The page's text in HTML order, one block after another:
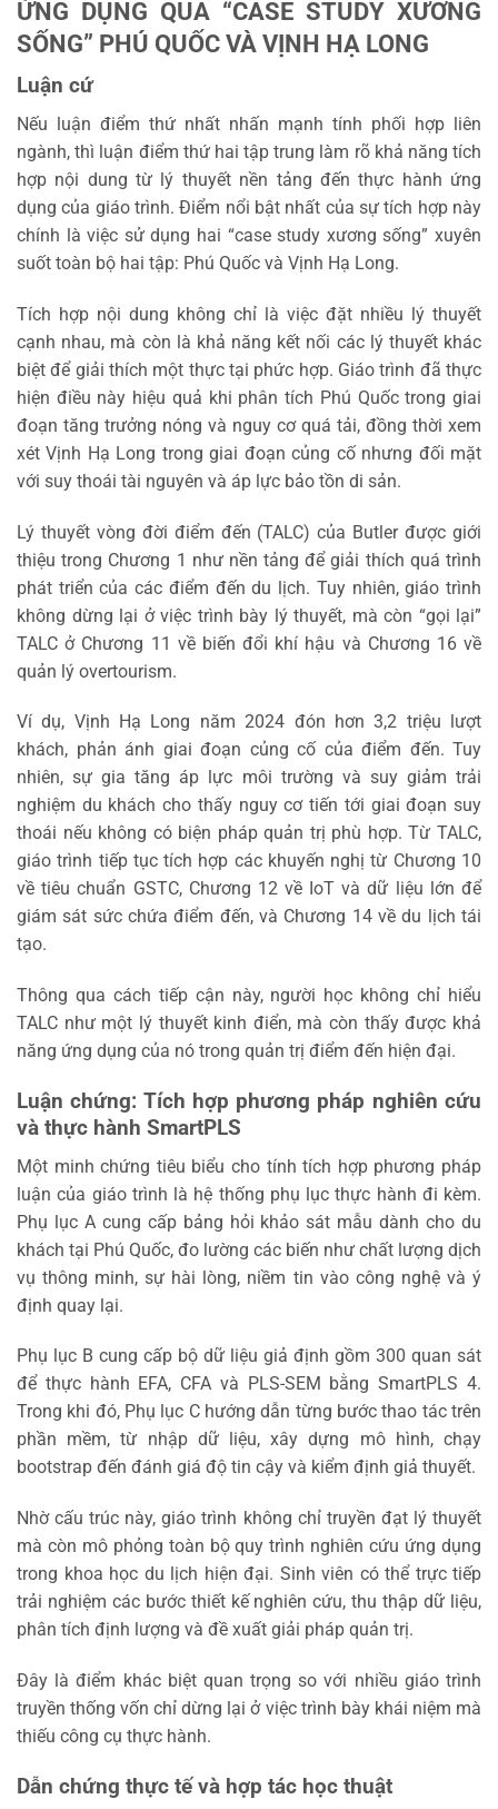
ỨNG DỤNG QUA “CASE STUDY XƯƠNG
SỐNG” PHÚ QUỐC VÀ VỊNH HẠ LONG
Luận cứ
Nếu luận điểm thứ nhất nhấn mạnh tính phối hợp liên
ngành, thì luận điểm thứ hai tập trung làm rõ khả năng tích
hợp nội dung từ lý thuyết nền tảng đến thực hành ứng
dụng của giáo trình. Điểm nổi bật nhất của sự tích hợp này
chính là việc sử dụng hai “case study xương sống” xuyên
suốt toàn bộ hai tập: Phú Quốc và Vịnh Hạ Long.
Tích hợp nội dung không chỉ là việc đặt nhiều lý thuyết
cạnh nhau, mà còn là khả năng kết nối các lý thuyết khác
biệt để giải thích một thực tại phức hợp. Giáo trình đã thực
hiện điều này hiệu quả khi phân tích Phú Quốc trong giai
đoạn tăng trưởng nóng và nguy cơ quá tải, đồng thời xem
xét Vịnh Hạ Long trong giai đoạn củng cố nhưng đối mặt
với suy thoái tài nguyên và áp lực bảo tồn di sản.
Lý thuyết vòng đời điểm đến (TALC) của Butler được giới
thiệu trong Chương 1 như nền tảng để giải thích quá trình
phát triển của các điểm đến du lịch. Tuy nhiên, giáo trình
không dừng lại ở việc trình bày lý thuyết, mà còn “gọi lại”
TALC ở Chương 11 về biến đổi khí hậu và Chương 16 về
quản lý overtourism.
Ví dụ, Vịnh Hạ Long năm 2024 đón hơn 3,2 triệu lượt
khách, phản ánh giai đoạn củng cố của điểm đến. Tuy
nhiên, sự gia tăng áp lực môi trường và suy giảm trải
nghiệm du khách cho thấy nguy cơ tiến tới giai đoạn suy
thoái nếu không có biện pháp quản trị phù hợp. Từ TALC,
giáo trình tiếp tục tích hợp các khuyến nghị từ Chương 10
về tiêu chuẩn GSTC, Chương 12 về IoT và dữ liệu lớn để
giám sát sức chứa điểm đến, và Chương 14 về du lịch tái
tạo.
Thông qua cách tiếp cận này, người học không chỉ hiểu
TALC như một lý thuyết kinh điển, mà còn thấy được khả
năng ứng dụng của nó trong quản trị điểm đến hiện đại.
Luận chứng: Tích hợp phương pháp nghiên cứu
và thực hành SmartPLS
Một minh chứng tiêu biểu cho tính tích hợp phương pháp
luận của giáo trình là hệ thống phụ lục thực hành đi kèm.
Phụ lục A cung cấp bảng hỏi khảo sát mẫu dành cho du
khách tại Phú Quốc, đo lường các biến như chất lượng dịch
vụ thông minh, sự hài lòng, niềm tin vào công nghệ và ý
định quay lại.
Phụ lục B cung cấp bộ dữ liệu giả định gồm 300 quan sát
để thực hành EFA, CFA và PLS-SEM bằng SmartPLS 4.
Trong khi đó, Phụ lục C hướng dẫn từng bước thao tác trên
phần mềm, từ nhập dữ liệu, xây dựng mô hình, chạy
bootstrap đến đánh giá độ tin cậy và kiểm định giả thuyết.
Nhờ cấu trúc này, giáo trình không chỉ truyền đạt lý thuyết
mà còn mô phỏng toàn bộ quy trình nghiên cứu ứng dụng
trong khoa học du lịch hiện đại. Sinh viên có thể trực tiếp
trải nghiệm các bước thiết kế nghiên cứu, thu thập dữ liệu,
phân tích định lượng và đề xuất giải pháp quản trị.
Đây là điểm khác biệt quan trọng so với nhiều giáo trình
truyền thống vốn chỉ dừng lại ở việc trình bày khái niệm mà
thiếu công cụ thực hành.
Dẫn chứng thực tế và hợp tác học thuật